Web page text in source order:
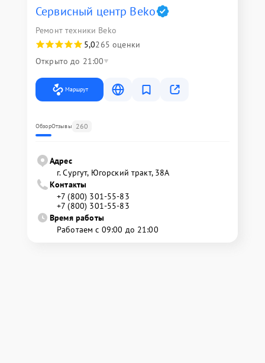
Сервисный центр Beko
Ремонт техники Beko
5,0265 оценки
Открыто до 21:00
Маршрут
ОбзорОтзывы 260
Адрес
г. Сургут, Югорский тракт, 38А
Контакты
+7 (800) 301-55-83
+7 (800) 301-55-83
Время работы
Работаем с 09:00 до 21:00